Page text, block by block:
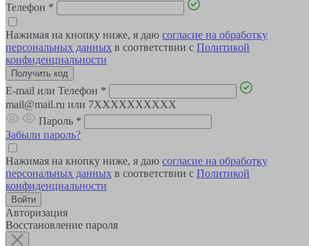
Телефон *
Нажимая на кнопку ниже, я даю согласие на обработку
персональных данных в соответствии с Политикой
конфиденциальности
E-mail или Телефон *
mail@mail.ru или 7XXXXXXXXXX
Пароль *
Забыли пароль?
Нажимая на кнопку ниже, я даю согласие на обработку
персональных данных в соответствии с Политикой
конфиденциальности
Авторизация
Восстановление пароля